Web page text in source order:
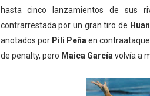
hasta cinco lanzamientos de sus
contrarrestada por un gran tiro de
anotados por Pili Peña en
de penalty, pero Maica García volvía a